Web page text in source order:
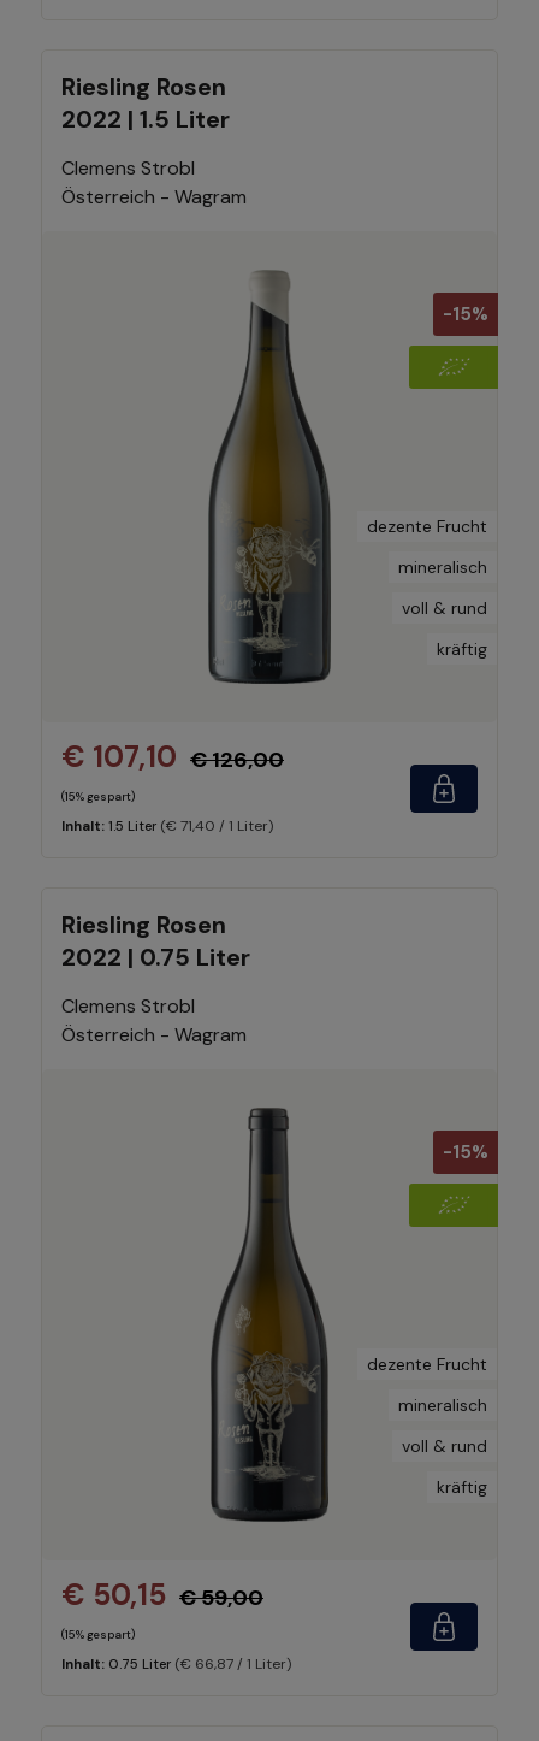
Riesling Rosen
2022 | 1.5 Liter
Clemens Strobl
Österreich - Wagram
-15%
dezente Frucht
mineralisch
voll & rund
kräftig
€ 107,10 € 126,00
(15% gespart)
Inhalt: 1.5 Liter (€ 71,40 / 1 Liter)
Riesling Rosen
2022 | 0.75 Liter
Clemens Strobl
Österreich - Wagram
-15%
dezente Frucht
mineralisch
voll & rund
kräftig
€ 50,15 € 59,00
(15% gespart)
Inhalt: 0.75 Liter (€ 66,87 / 1 Liter)